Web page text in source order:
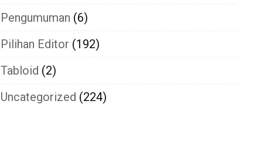
Pengumuman (6)
Pilihan Editor (192)
Tabloid (2)
Uncategorized (224)